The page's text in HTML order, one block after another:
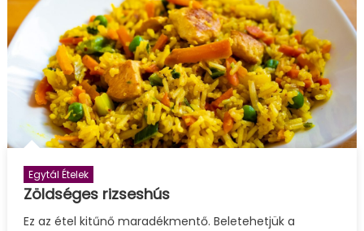
Egytál Ételek
Zöldséges rizseshús
Ez az étel kitűnő maradékmentő. Beletehetjük a